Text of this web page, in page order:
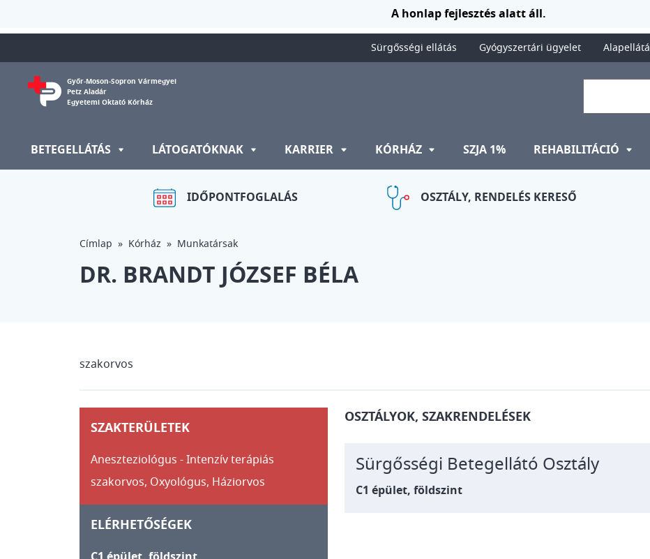
A honlap fejlesztés alatt áll.
Sürgősségi ellátás Gyógyszertári ügyelet
Győr-Moson-Sopron Vármegyei
Petz Aladár
Egyetemi Oktató Kórház
BETEGELLÁTÁS LÁTOGATÓKNAK KARRIER KÓRHÁZ SZJA 1% REHABILITÁCIÓ
IDŐPONTFOGLALÁS OSZTÁLY, RENDELÉS KERESŐ
Címlap Kórház Munkatársak
DR. BRANDT JÓZSEF BÉLA
szakorvos
SZAKTERÜLETEK
Aneszteziológus - Intenzív terápiás
szakorvos, Oxyológus, Háziorvos
ELÉRHETŐSÉGEK
OSZTÁLYOK, SZAKRENDELÉSEK
Sürgősségi Betegellátó Osztály
C1 épület, földszint